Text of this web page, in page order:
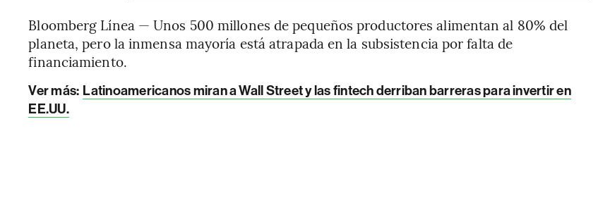
Bloomberg Línea — Unos 500 millones de pequeños productores alimentan al 80% del
planeta, pero la inmensa mayoría está atrapada en la subsistencia por falta de
financiamiento.
Ver más: Latinoamericanos miran a Wall Street y las fintech derriban barreras para invertir en
EE.UU.